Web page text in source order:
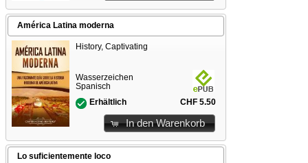
América Latina moderna
History, Captivating
Wasserzeichen
Spanisch
Erhältlich
CHF 5.50
In den Warenkorb
Lo suficientemente loco